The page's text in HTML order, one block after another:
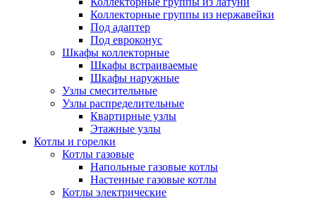
Коллекторные группы из нержавейки
Под адаптер
Под евроконус
Шкафы коллекторные
Шкафы встраиваемые
Шкафы наружные
Узлы смесительные
Узлы распределительные
Квартирные узлы
Этажные узлы
Котлы и горелки
Котлы газовые
Напольные газовые котлы
Настенные газовые котлы
Котлы электрические